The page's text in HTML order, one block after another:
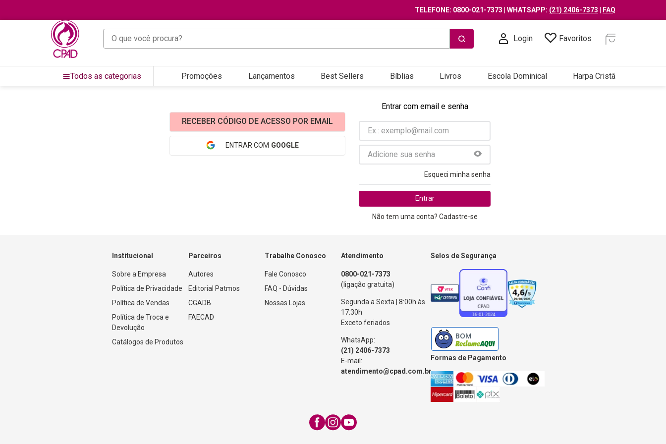
TELEFONE: 0800-021-7373 | WHATSAPP: (21) 2406-7373 FAQ
O que você procura?
Login Favoritos
Todos as categorias Promoções Lançamentos Best Sellers Bíblias Livros Escola Dominical Harpa Cristã
RECEBER CÓDIGO DE ACESSO POR EMAIL
ENTRAR COM GOOGLE
Entrar com email e senha
Esqueci minha senha
Entrar
Não tem uma conta? Cadastre-se
Institucional
Sobre a Empresa
Política de Privacidade
Política de Vendas
Política de Troca e
Devolução
Catálogos de Produtos
Parceiros
Autores
Editorial Patmos
CGADB
FAECAD
Trabalhe Conosco
Fale Conosco
FAQ - Dúvidas
Nossas Lojas
Atendimento
0800-021-7373
(ligação gratuita)
Segunda a Sexta | 8:00h às
17:30h
Exceto feriados
WhatsApp:
(21) 2406-7373
E-mail:
atendimento@cpad.com.br
Selos de Segurança
Formas de Pagamento